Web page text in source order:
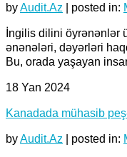
byAudit.Az posted in:
İngilis dilini öyrənənlər
ənənələri, dəyərləri
Bu, orada yaşayan
18 Yan 2024
Kanadada mühasib
byAudit.Az posted in: